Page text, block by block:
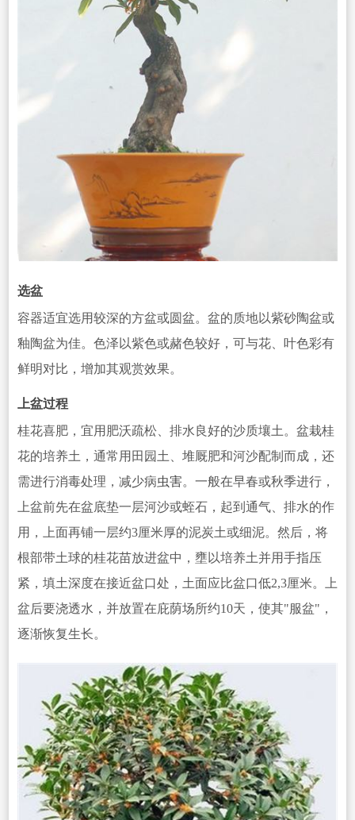
选盆
容器适宜选用较深的方盆或圆盆。盆的质地以紫砂陶盆或
釉陶盆为佳。色泽以紫色或赭色较好，可与花、叶色彩有
鲜明对比，增加其观赏效果。
上盆过程
桂花喜肥，宜用肥沃疏松、排水良好的沙质壤土。盆栽桂
花的培养土 ，通常用田园土、堆厩肥和河沙配制而成，还
需进行消毒处理，减少病虫害。一般在早春或秋季进行，
上盆前先在盆底垫一层河沙或蛭石，起到通气、排水的作
用，上面再铺一层约3厘米厚的泥炭土或细泥。然后，将
根部带土球的桂花苗放进盆中，壅以培养土并用手指压
紧，填土深度在接近盆口处，土面应比盆口低2,3厘米。上
盆后要浇透水，并放置在庇荫场所约10天，使其"服盆"，
逐渐恢复生长。